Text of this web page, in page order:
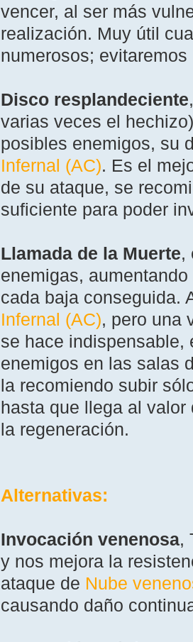
vencer, al ser más
realización. Muy útil
numerosos;
Disco resplandeciente
varias veces el
posibles enemigos, su
Infernal (AC). Es el
de su ataque, se
suficiente para poder
Llamada de la Muerte,
enemigas,
cada baja conseguida.
Infernal (AC), pero una
se hace indispensable,
enemigos en las salas
la recomiendo subir
hasta que llega al
la regeneración.
Alternativas:
Invocación venenosa,
y nos mejora la
ataque de Nube
causando daño